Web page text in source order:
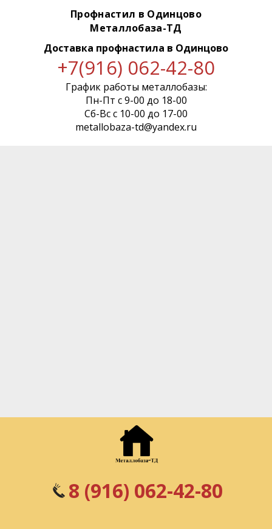
Профнастил в Одинцово
Металлобаза-ТД
Доставка профнастила в Одинцово
+7(916) 062-42-80
График работы металлобазы:
Пн-Пт с 9-00 до 18-00
Сб-Вс с 10-00 до 17-00
metallobaza-td@yandex.ru
8 (916) 062-42-80